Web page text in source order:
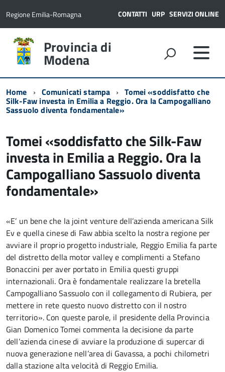
Regione Emilia-Romagna CONTATTI URP SERVIZI ONLINE
Provincia di
Modena
Home Comunicati stampa Tomei «soddisfatto che
Silk-Faw investa in Emilia a Reggio. Ora la Campogalliano
Sassuolo diventa fondamentale»
Tomei «soddisfatto che Silk-Faw
investa in Emilia a Reggio. Ora la
Campogalliano Sassuolo diventa
fondamentale»
«E’ un bene che la joint venture dell’azienda americana Silk
Ev e quella cinese di Faw abbia scelto la nostra regione per
avviare il proprio progetto industriale, Reggio Emilia fa parte
del distretto della motor valley e complimenti a Stefano
Bonaccini per aver portato in Emilia questi gruppi
internazionali. Ora è fondamentale realizzare la bretella
Campogalliano Sassuolo con il collegamento di Rubiera, per
mettere in rete questo nuovo distretto con il nostro
territorio». Con queste parole, il presidente della Provincia
Gian Domenico Tomei commenta la decisione da parte
dell’azienda cinese di avviare la produzione di supercar di
nuova generazione nell’area di Gavassa, a pochi chilometri
dalla stazione alta velocità di Reggio Emilia.